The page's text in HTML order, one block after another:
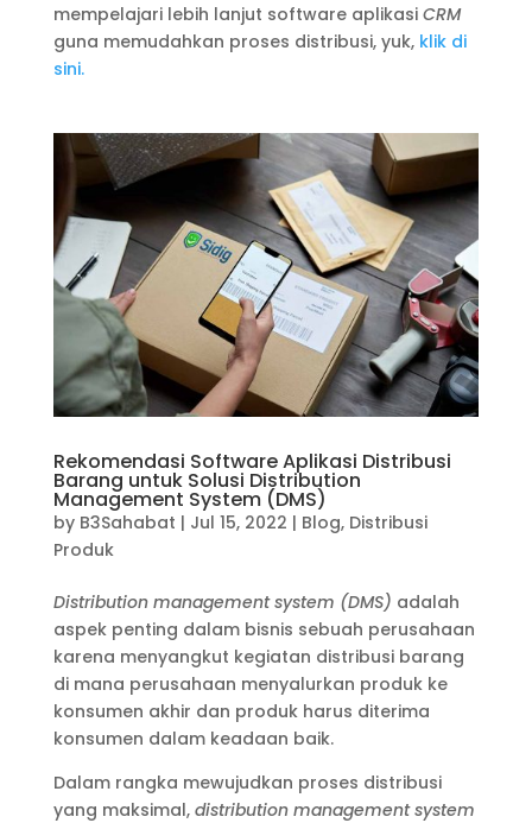
mempelajari lebih lanjut software aplikasi CRM
guna memudahkan proses distribusi, yuk,klik di
sini.
Rekomendasi Software Aplikasi Distribusi
Barang untuk Solusi Distribution
Management System (DMS)
by B3Sahabat | Jul 15, 2022 | Blog, Distribusi
Produk
Distribution management system (DMS) adalah
aspek penting dalam bisnis sebuah perusahaan
karena menyangkut kegiatan distribusi barang
di mana perusahaan menyalurkan produk ke
konsumen akhir dan produk harus diterima
konsumen dalam keadaan baik.
Dalam rangka mewujudkan proses distribusi
yang maksimal, distribution management system